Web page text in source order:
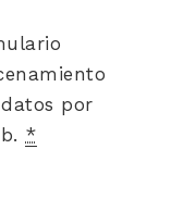
por
*